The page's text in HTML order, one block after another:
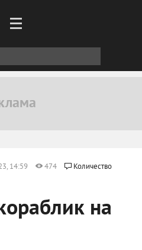
14:59 474
Количество
на